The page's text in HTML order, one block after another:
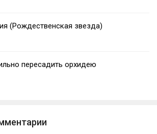
(Рождественская звезда)
пересадить орхидею